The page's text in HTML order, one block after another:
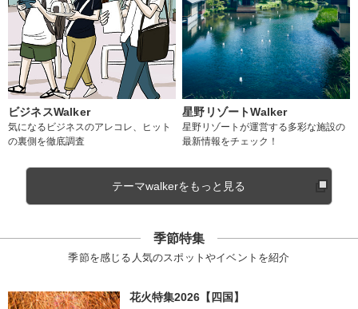
ビジネスWalker
気になるビジネスのアレコレ、ヒット
の裏側を徹底調査
星野リゾートWalker
星野リゾートが運営する多彩な施設の
最新情報をチェック！
テーマwalkerをもっと見る
季節特集
季節を感じる人気のスポットやイベントを紹介
花火特集2026【四国】